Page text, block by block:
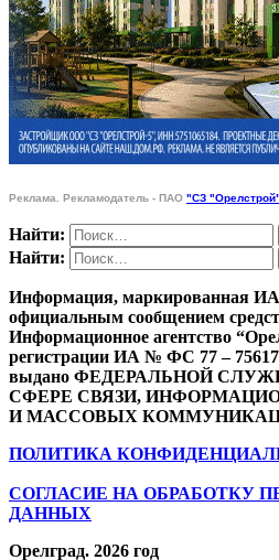
Реклама. Рекламодатель - ПАО "СЗ "Орелстрой"
Найти:
Найти:
Информация, маркированная ИА
официальным сообщением
Информационное агентство
регистрации ИА № ФС 77 – 75617
выдано ФЕДЕРАЛЬНОЙ
СФЕРЕ СВЯЗИ,
И МАССОВЫХ
ПОЛИТИКА
СОГЛАСИЕ НА ОБРАБОТКУ
ДАННЫХ
Орелград. 2026 год